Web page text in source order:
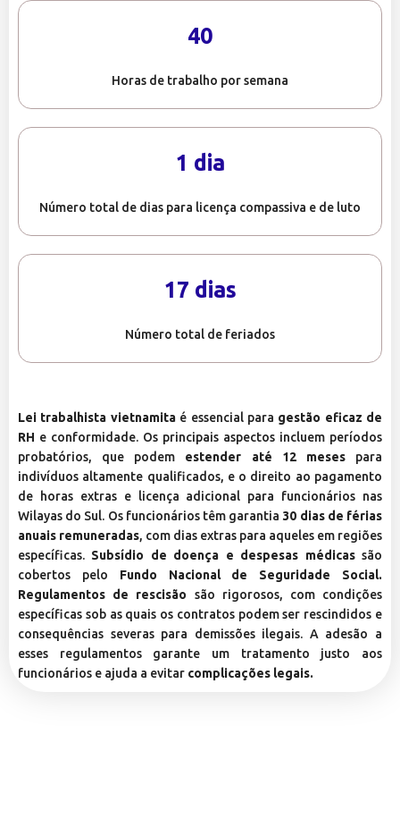
40
Horas de trabalho por semana
1 dia
Número total de dias para licença compassiva e de luto
17 dias
Número total de feriados
Lei trabalhista vietnamitaé essencial para gestão eficaz de
RH e conformidade. Os principais aspectos incluem períodos
probatórios, que podem estender até 12 mesespara
indivíduos altamente qualificados, e o direito ao pagamento
de horas extras e licença adicional para funcionários nas
Wilayas do Sul. Os funcionários têm garantia 30 dias de férias
anuais remuneradas, com dias extras para aqueles em regiões
específicas. Subsídio de doença e despesas médicassão
cobertos pelo Fundo Nacional de Seguridade Social.
Regulamentos de rescisão são rigorosos, com condições
específicas sob as quais os contratos podem ser rescindidos e
consequências severas para demissões ilegais. A adesão a
esses regulamentos garante um tratamento justo aos
funcionários e ajuda a evitar complicações legais.